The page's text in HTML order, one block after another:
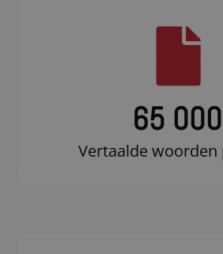
65 000
Vertaalde woorden